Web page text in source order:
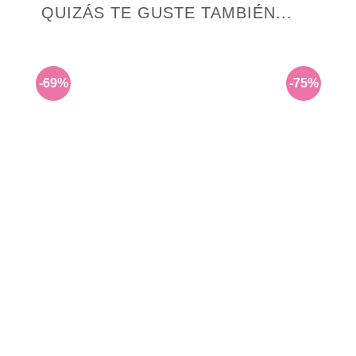
QUIZÁS TE GUSTE TAMBIÉN...
-69% -75%